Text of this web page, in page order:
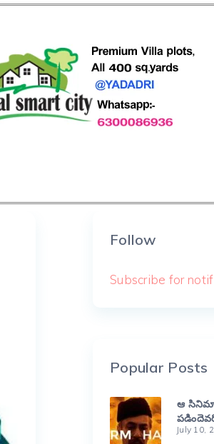
Follow
Subscribe for
Popular Posts
ఆ సినిమా
July 10,